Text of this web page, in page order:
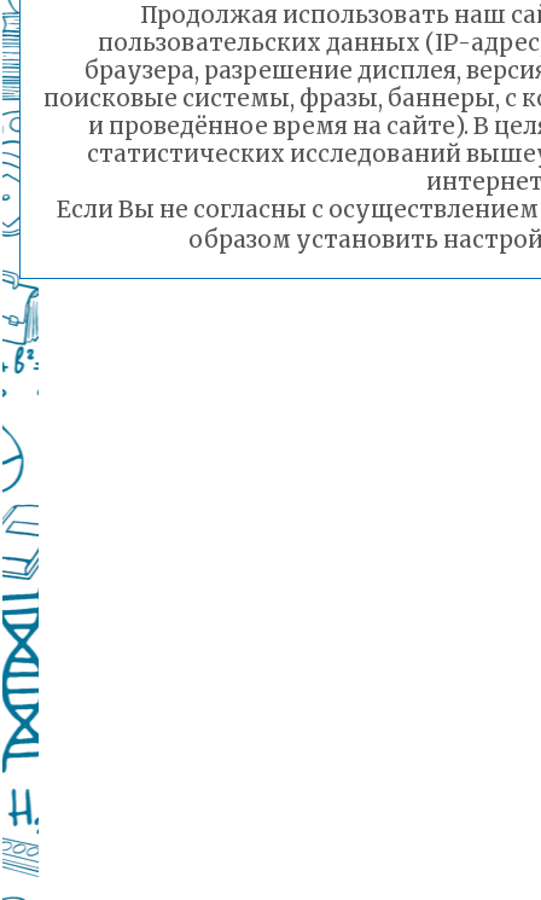
Продолжая использовать наш
пользовательских данных (IP-
браузера, разрешение дисплея,
поисковые системы, фразы, баннеры, с
и проведённое время на сайте). В
статистических исследований
Если Вы не согласны с
образом установить